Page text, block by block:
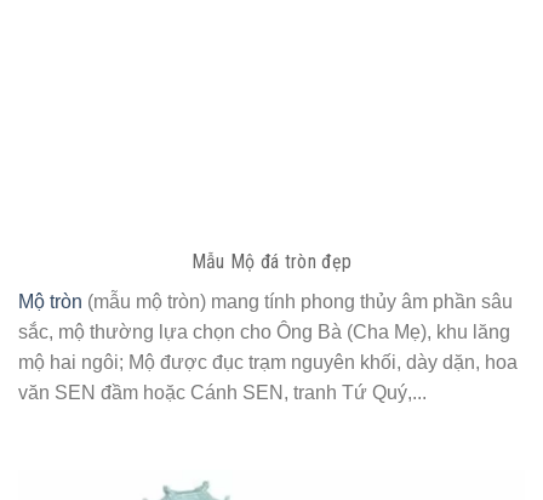
Mẫu Mộ đá tròn đẹp
Mộ tròn (mẫu mộ tròn) mang tính phong thủy âm phần sâu
sắc, mộ thường lựa chọn cho Ông Bà (Cha Mẹ), khu lăng
mộ hai ngôi; Mộ được đục trạm nguyên khối, dày dặn, hoa
văn SEN đầm hoặc Cánh SEN, tranh Tứ Quý,...